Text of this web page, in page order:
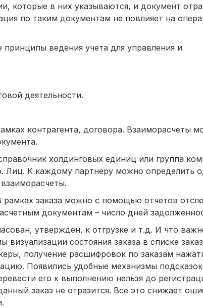
которые в них указываются, и документ
по таким документам не повлияет на
принципы ведения учета для управления и
деятельности.
контрагента, договора. Взаиморасчеты
холдинговых единиц или группа
Лиц. К каждому партнеру можно определить
заказа можно с помощью отчетов
документам – число дней
утвержден, к отгрузке и т.д. И что
состояния заказа в списке
получение расшифровок по заказам
Появились удобные механизмы
его к выполнению нельзя до
заказ не отразится. Все это снижает